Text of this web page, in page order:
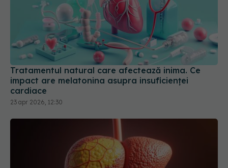
Tratamentul natural care afectează inima. Ce
impact are melatonina asupra insuficienței
cardiace
23 apr 2026, 12:30